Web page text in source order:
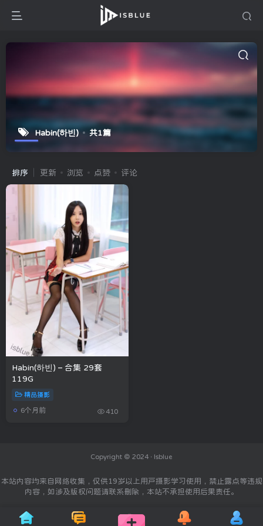
Habin(하빈) 共1篇
排序 更新 浏览 点赞 评论
Habin(하빈) – 合集 29套
119G
精品摄影
6个月前 410
Copyright © 2024 · Isblue
本站内容均来自网络收集，仅供19岁以上用户摄影学习使用，禁止露点等违规
内容，如涉及版权问题请联系删除，本站不承担使用后果责任。